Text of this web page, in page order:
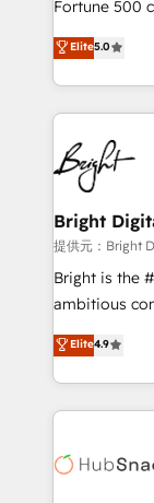
Growth-
Sales
HubSpot
COS Design
Partner
Fortune 500
and
revenue, and
With deep
automation,
lasting impact. We specialize in: • Turnkey and end-
to-end
Sales,
and chat
workflows •
RevOps and
design and
and CRM
Client/
WooCommerce,
the
Elite5.0
Bright
提供元：Bright
Bright is the
ambitious
From
developing a
digital
results)! In short, our services include: - HubSpot
HubSpot
Elite4.9